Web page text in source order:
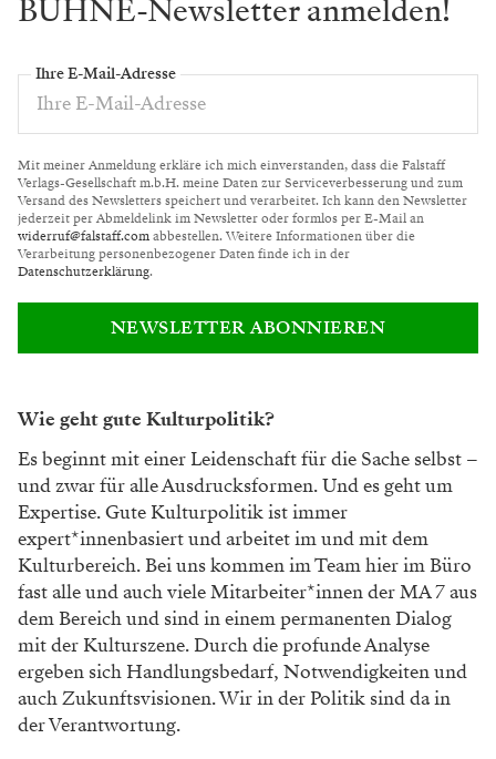
BÜHNE-Newsletter anmelden!
Ihre E-Mail-Adresse
Mit meiner Anmeldung erkläre ich mich einverstanden, dass die Falstaff
Verlags-Gesellschaft m.b.H. meine Daten zur Serviceverbesserung und zum
Versand des Newsletters speichert und verarbeitet. Ich kann den Newsletter
jederzeit per Abmeldelink im Newsletter oder formlos per E-Mail an
widerruf@falstaff.comabbestellen. Weitere Informationen über die
Verarbeitung personenbezogener Daten finde ich in der
Datenschutzerklärung.
NEWSLETTER ABONNIEREN
Wie geht gute Kulturpolitik?
Es beginnt mit einer Leidenschaft für die Sache selbst –
und zwar für alle Ausdrucksformen. Und es geht um
Expertise. Gute Kulturpolitik ist immer
expert*innenbasiert und arbeitet im und mit dem
Kulturbereich. Bei uns kommen im Team hier im Büro
fast alle und auch viele Mitarbeiter*innen der MA 7 aus
dem Bereich und sind in einem permanenten Dialog
mit der Kulturszene. Durch die profunde Analyse
ergeben sich Handlungsbedarf, Notwendigkeiten und
auch Zukunftsvisionen. Wir in der Politik sind da in
der Verantwortung.